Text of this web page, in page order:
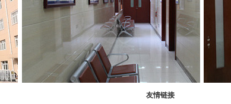
友情链接